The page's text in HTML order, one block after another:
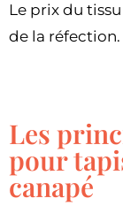
Le prix du
de la
Les
pour
canapé